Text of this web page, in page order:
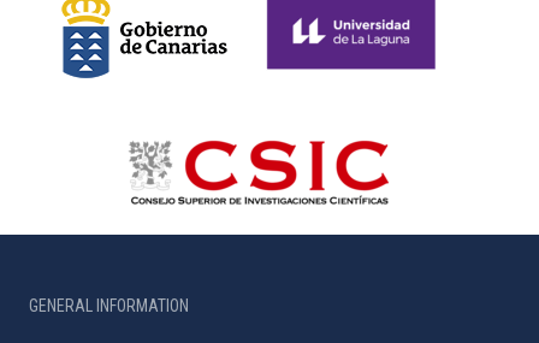
GENERAL INFORMATION